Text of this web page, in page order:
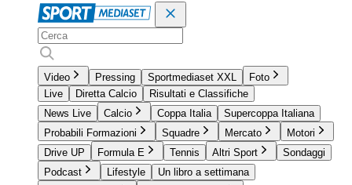
Video Pressing Sportmediaset XXL
Foto
Live
Diretta Calcio
Risultati e Classifiche
News Live
Calcio Coppa Italia
Supercoppa Italiana
Probabili Formazioni
Squadre Mercato
Motori
Drive UP
Formula E Tennis Altri Sport
Sondaggi
Podcast
Lifestyle
Un libro a settimana